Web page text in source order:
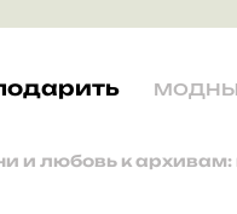
и любовь к